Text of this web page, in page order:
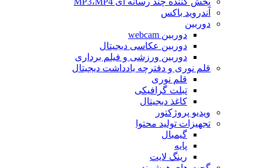
آندروید باکس
دوربین
دوربین webcam
دوربین عکاسی دیجیتال
دوربین‌ ورزشی و فیلم برداری
قلم نوری و دفترچه یادداشت دیجیتال
قلم نوری
تبلت گرافیکی
کاغذ دیجیتال
ویدیو پروژکتور
تجهیزات تولید محتوا
گیمبال
پایه
رینگ لایت